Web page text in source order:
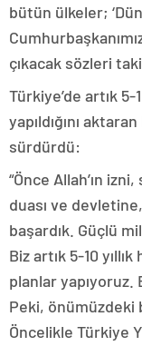
bütün ülkeler;
çıkacak sözleri
Türkiye’de artık 5-
yapıldığını
sürdürdü:
“Önce Allah’ın
duası ve
başardık. Güçlü
Biz artık 5-10
planlar yapıyoruz.
Peki, önümüzdeki
Öncelikle Türkiye